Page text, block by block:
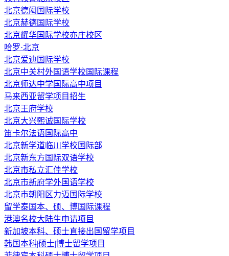
北京德闳国际学校
北京赫德国际学校
北京耀华国际学校亦庄校区
哈罗·北京
北京爱迪国际学校
北京中关村外国语学校国际课程
北京师达中学国际高中项目
马来西亚留学项目招生
北京王府学校
北京大兴熙诚国际学校
笛卡尔法语国际高中
北京新学道临川学校国际部
北京新东方国际双语学校
北京市私立汇佳学校
北京市新府学外国语学校
北京市朝阳区力迈国际学校
留学泰国本、硕、博国际课程
港澳名校大陆生申请项目
新加坡本科、硕士直接出国留学项目
韩国本科|硕士|博士留学项目